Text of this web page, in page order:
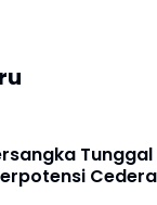
Reyog